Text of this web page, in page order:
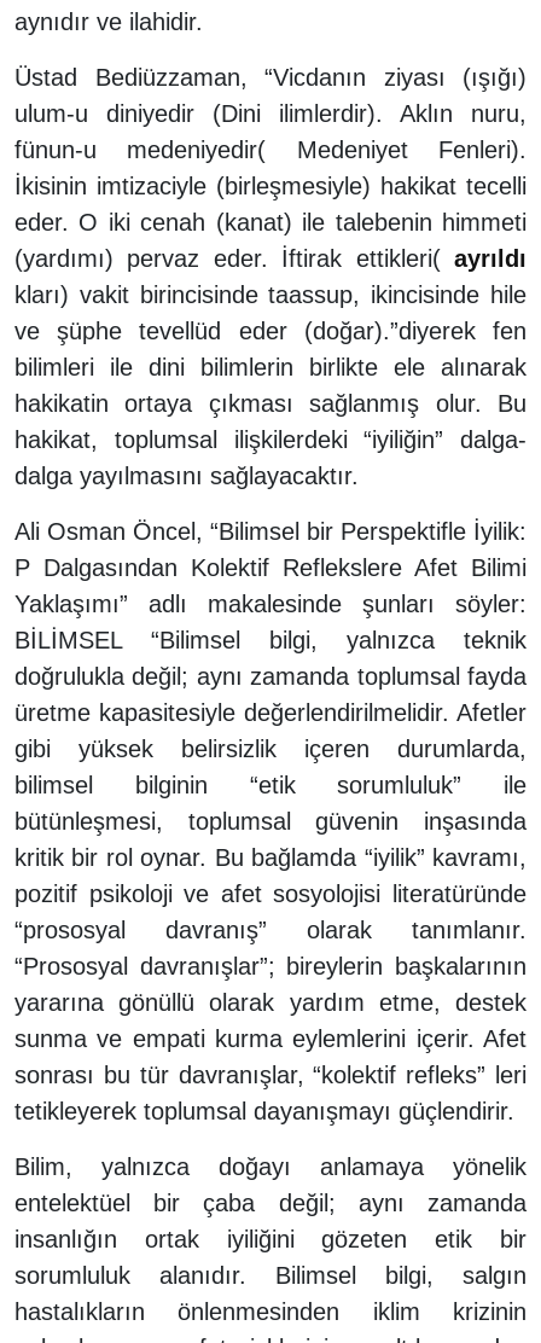
aynıdır ve ilahidir.
Üstad Bediüzzaman, “Vicdanın ziyası (ışığı)
ulum-u diniyedir (Dini ilimlerdir). Aklın nuru,
fünun-u medeniyedir( Medeniyet Fenleri).
İkisinin imtizaciyle (birleşmesiyle) hakikat tecelli
eder. O iki cenah (kanat) ile talebenin himmeti
(yardımı) pervaz eder. İftirak ettikleri( ayrıldı
kları) vakit birincisinde taassup, ikincisinde hile
ve şüphe tevellüd eder (doğar).”diyerek fen
bilimleri ile dini bilimlerin birlikte ele alınarak
hakikatin ortaya çıkması sağlanmış olur. Bu
hakikat, toplumsal ilişkilerdeki “iyiliğin” dalga-
dalga yayılmasını sağlayacaktır.
Ali Osman Öncel, “Bilimsel bir Perspektifle İyilik:
P Dalgasından Kolektif Reflekslere Afet Bilimi
Yaklaşımı” adlı makalesinde şunları söyler:
BİLİMSEL “Bilimsel bilgi, yalnızca teknik
doğrulukla değil; aynı zamanda toplumsal fayda
üretme kapasitesiyle değerlendirilmelidir. Afetler
gibi yüksek belirsizlik içeren durumlarda,
bilimsel bilginin “etik sorumluluk” ile
bütünleşmesi, toplumsal güvenin inşasında
kritik bir rol oynar. Bu bağlamda “iyilik” kavramı,
pozitif psikoloji ve afet sosyolojisi literatüründe
“prososyal davranış” olarak tanımlanır.
“Prososyal davranışlar”; bireylerin başkalarının
yararına gönüllü olarak yardım etme, destek
sunma ve empati kurma eylemlerini içerir. Afet
sonrası bu tür davranışlar, “kolektif refleks” leri
tetikleyerek toplumsal dayanışmayı güçlendirir.
Bilim, yalnızca doğayı anlamaya yönelik
entelektüel bir çaba değil; aynı zamanda
insanlığın ortak iyiliğini gözeten etik bir
sorumluluk alanıdır. Bilimsel bilgi, salgın
hastalıkların önlenmesinden iklim krizinin